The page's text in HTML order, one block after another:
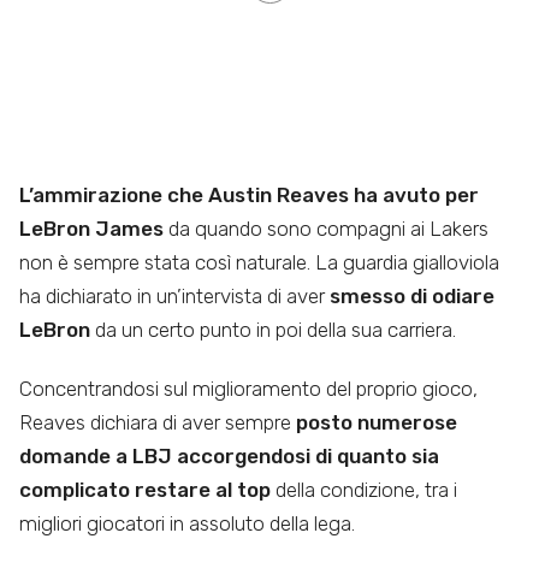
L’ammirazione che Austin Reaves ha avuto per
LeBron James da quando sono compagni ai Lakers
non è sempre stata così naturale. La guardia gialloviola
ha dichiarato in un’intervista di aver smesso di odiare
LeBron da un certo punto in poi della sua carriera.
Concentrandosi sul miglioramento del proprio gioco,
Reaves dichiara di aver sempre posto numerose
domande a LBJ accorgendosi di quanto sia
complicato restare al top della condizione, tra i
migliori giocatori in assoluto della lega.